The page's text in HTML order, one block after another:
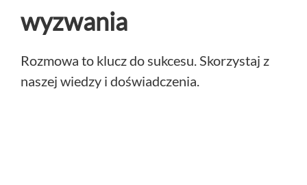
Kontakt
wyzwania
Rozmowa to klucz do sukcesu. Skorzystaj z
naszej wiedzy i doświadczenia.